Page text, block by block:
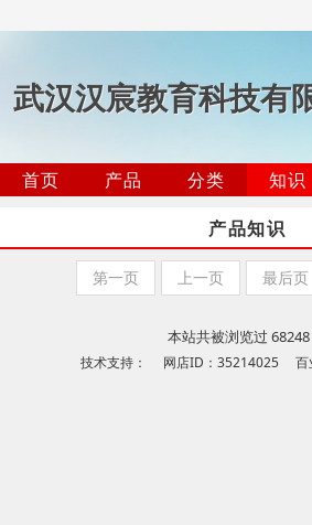
武汉汉宸教育科技有
首页 产品 分类 知识
产品知识
第一页 上一页 最后页
本站共被浏览过 68248
技术支持： 网店ID：35214025 百